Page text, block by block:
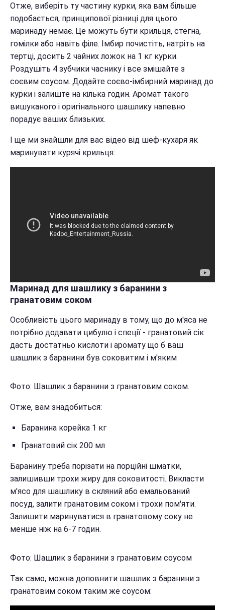
Отже, виберіть ту частину курки, яка вам більше
подобається, принципової різниці для цього
маринаду немає. Це можуть бути крильця, стегна,
гомілки або навіть філе. Імбир почистіть, натріть на
тертці, досить 2 чайних ложок на 1 кг курки.
Роздушіть 4 зубчики часнику і все змішайте з
соєвим соусом. Додайте соєво-імбирний маринад до
курки і залиште на кілька годин. Аромат такого
вишуканого і оригінального шашлику напевно
порадує ваших близьких.
І ще ми знайшли для вас відео від шеф-кухаря як
маринувати курячі крильця:
Маринад для шашлику з баранини з
гранатовим соком
Особливість цього маринаду в тому, що до м'яса не
потрібно додавати цибулю і спеції - гранатовий сік
дасть достатньо кислоти і аромату що б ваш
шашлик з баранини був соковитим і м'яким
Фото: Шашлик з баранини з гранатовим соком.
Отже, вам знадобиться:
Баранина корейка 1 кг
Гранатовий сік 200 мл
Баранину треба порізати на порційні шматки,
залишивши трохи жиру для соковитості. Викласти
м'ясо для шашлику в скляний або емальований
посуд, залити гранатовим соком і трохи пом'яти.
Залишити маринуватися в гранатовому соку не
менше ніж на 6-7 годин.
Фото: Шашлик з баранини з гранатовим соусом
Так само, можна доповнити шашлик з баранини з
гранатовим соком таким же соусом: